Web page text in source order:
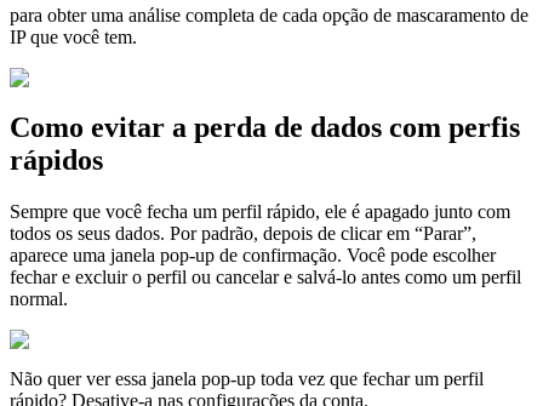
para obter uma análise completa de cada opção de mascaramento de
IP que você tem.
Como evitar a perda de dados com perfis
rápidos
Sempre que você fecha um perfil rápido, ele é apagado junto com
todos os seus dados. Por padrão, depois de clicar em “Parar”,
aparece uma janela pop-up de confirmação. Você pode escolher
fechar e excluir o perfil ou cancelar e salvá-lo antes como um perfil
normal.
Não quer ver essa janela pop-up toda vez que fechar um perfil
rápido? Desative-a nas configurações da conta.